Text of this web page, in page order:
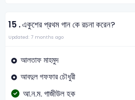
15 .একুশের প্রথম গান কে রচনা করেন?
Updated: 7 months ago
আলতাফ মাহমুদ
আবদুল গফফার চৌধুরী
আ.ন.ম. গাজীউল হক